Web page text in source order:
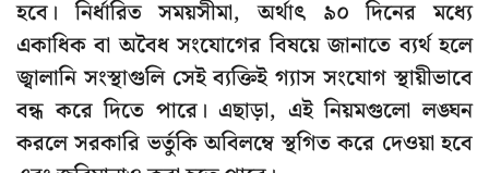
হবে। নির্ধারিত সময়সীমা, অর্থাৎ ৯০ দিনের মধ্যে
একাধিক বা অবৈধ সংযোগের বিষয়ে জানাতে ব্যর্থ হলে
জ্বালানি সংস্থাগুলি সেই ব্যক্তিই গ্যাস সংযোগ স্থায়ীভাবে
বন্ধ করে দিতে পারে। এছাড়া, এই নিয়মগুলো লঙ্ঘন
করলে সরকারি ভর্তুকি অবিলম্বে স্থগিত করে দেওয়া হবে